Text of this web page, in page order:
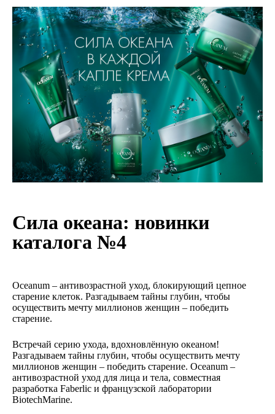
Сила океана: новинки
каталога №4
Oceanum – антивозрастной уход, блокирующий цепное
старение клеток. Разгадываем тайны глубин, чтобы
осуществить мечту миллионов женщин – победить
старение.
Встречай серию ухода, вдохновлённую океаном!
Разгадываем тайны глубин, чтобы осуществить мечту
миллионов женщин – победить старение. Oceanum –
антивозрастной уход для лица и тела, совместная
разработка Faberlic и французской лаборатории
BiotechMarine.